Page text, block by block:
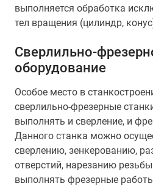
выполняется обработка
тел вращения (цилиндр,
Cверлильно-
оборудование
Особое место в
сверлильно-фрезерные
выполнять и сверление, и
Данного станка можно
сверлению, зенкерованию,
отверстий, нарезанию
выполнять фрезерные